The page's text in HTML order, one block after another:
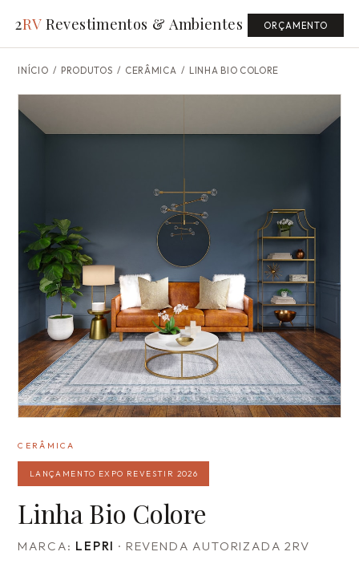
2RVRevestimentos & Ambientes ORÇAMENTO
INÍCIO / PRODUTOS / CERÂMICA / LINHA BIO COLORE
CERÂMICA
LANÇAMENTO EXPO REVESTIR 2026
Linha Bio Colore
MARCA: LEPRI · REVENDA AUTORIZADA 2RV